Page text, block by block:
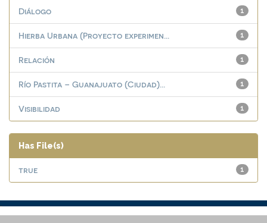
1
Diálogo
1
Hierba Urbana (Proyecto experimen...
1
Relación
1
Río Pastita – Guanajuato (Ciudad)...
1
Visibilidad
Has File(s)
1
true